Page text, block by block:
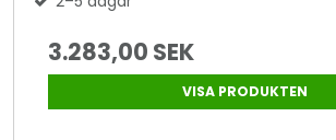
3.283,00 SEK
VISA PRODUKTEN